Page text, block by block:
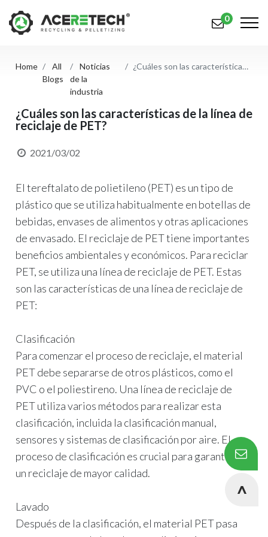
Productos
Soluciones
Apoyo
Contáctenos
简体中文 English (US)
русский язык Español
0
Home
All
Blogs
Noticias
de la
industria
¿Cuáles son las características de la línea de reciclaje de PET?
¿Cuáles son las características de la línea de
reciclaje de PET?
2021/03/02
El tereftalato de polietileno (PET) es un tipo de
plástico que se utiliza habitualmente en botellas de
bebidas, envases de alimentos y otras aplicaciones
de envasado. El reciclaje de PET tiene importantes
beneficios ambientales y económicos. Para reciclar
PET, se utiliza una línea de reciclaje de PET. Estas
son las características de una línea de reciclaje de
PET:
Clasificación
Para comenzar el proceso de reciclaje, el material
PET debe separarse de otros plásticos, como el
PVC o el poliestireno. Una línea de reciclaje de
PET utiliza varios métodos para realizar esta
clasificación, incluida la clasificación manual,
sensores y sistemas de clasificación por aire. El
proceso de clasificación es crucial para garantizar
un reciclaje de mayor calidad.
Lavado
Después de la clasificación, el material PET pasa